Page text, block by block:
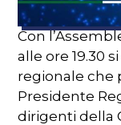
Con
alle ore 19.30
regionale che
Presidente
dirigenti della